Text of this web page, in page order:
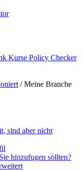
Kurse Policy Checker
/ Meine Branche
sind aber nicht
hinzufugen sollten?